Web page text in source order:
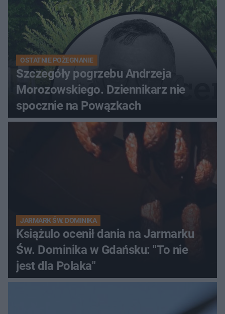
OSTATNIE POŻEGNANIE
Szczegóły pogrzebu Andrzeja
Morozowskiego. Dziennikarz nie
spocznie na Powązkach
JARMARK ŚW. DOMINIKA
Książulo ocenił dania na Jarmarku
Św. Dominika w Gdańsku: "To nie
jest dla Polaka"